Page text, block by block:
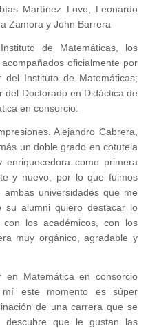
Martínez Lovo, Leonardo
Zamora y John Barrera
de Matemáticas, los
oficialmente por
del Instituto de Matemáticas;
del Doctorado en Didáctica de
en consorcio.
Alejandro Cabrera,
un doble grado en cotutela
como primera
y nuevo, por lo que fuimos
universidades que me
su alumni quiero destacar lo
los académicos, con los
muy orgánico, agradable y
Matemática en consorcio
mí este momento es súper
de una carrera que se
descubre que le gustan las